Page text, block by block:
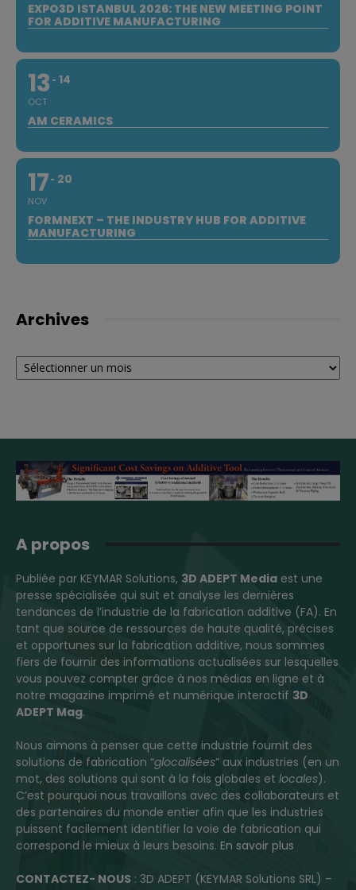
EXPO3D ISTANBUL 2026: THE NEW MEETING POINT
FOR ADDITIVE MANUFACTURING
13
OCT
14
AM CERAMICS
17
NOV
20
FORMNEXT – THE INDUSTRY HUB FOR ADDITIVE
MANUFACTURING
Archives
Archives
A propos
Publiée par KEYMAR Solutions, 3D ADEPT Media est une
presse spécialisée qui suit et analyse les dernières
tendances de l’industrie de la fabrication additive (FA). En
tant que source de ressources de haute qualité, précises
et opportunes sur la fabrication additive, nous sommes
fiers de fournir des informations actualisées sur lesquelles
vous pouvez compter grâce à nos médias en ligne et à
notre magazine imprimé et numérique interactif 3D
ADEPT Mag.
Nous aimons à penser que cette industrie fournit des
solutions de fabrication “glocalisées” aux industries (en un
mot, des solutions qui sont à la fois globales et locales).
C’est pourquoi nous travaillons avec des collaborateurs et
des partenaires du monde entier afin que les industries
puissent facilement identifier la voie de fabrication qui
correspond le mieux à leurs besoins. En savoir plus
CONTACTEZ- NOUS : 3D ADEPT (KEYMAR Solutions SRL) –